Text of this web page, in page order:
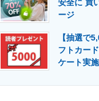
メディア 建設×
安全に 買
ージ
【抽選で
フトカー
ケート実